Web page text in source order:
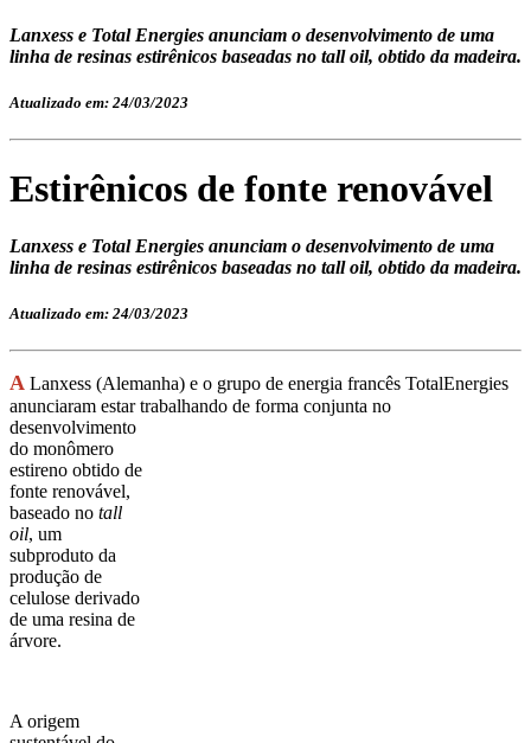
Lanxess e Total Energies anunciam o desenvolvimento de uma
linha de resinas estirênicos baseadas no tall oil, obtido da madeira.
Atualizado em: 24/03/2023
Estirênicos de fonte renovável
Lanxess e Total Energies anunciam o desenvolvimento de uma
linha de resinas estirênicos baseadas no tall oil, obtido da madeira.
Atualizado em: 24/03/2023
A Lanxess (Alemanha) e o grupo de energia francês TotalEnergies
anunciaram estar trabalhando de forma conjunta no
desenvolvimento
do monômero
estireno obtido de
fonte renovável,
baseado no tall
oil, um
subproduto da
produção de
celulose derivado
de uma resina de
árvore.
A origem